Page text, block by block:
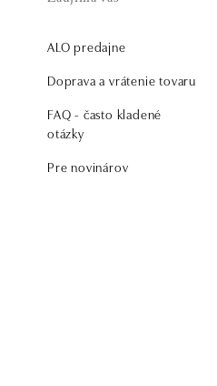
ALO predajne
Doprava a vrátenie tovaru
FAQ - často kladené
otázky
Pre novinárov